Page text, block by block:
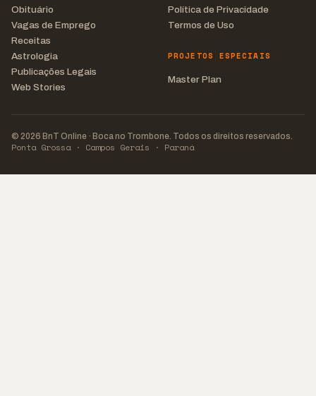
Obituário
Vagas de Emprego
Receitas
Astrologia
Publicações Legais
Web Stories
Política de Privacidade
Termos de Uso
PROJETOS ESPECIAIS
Master Plan
© 2026 BnT Online · Boca no Trombone. Todos os direitos reservados.
Ponta Grossa · Campos Gerais · Paraná